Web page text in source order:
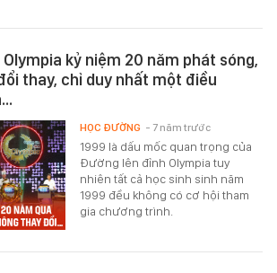
kỷ niệm 20 năm phát sóng,
thay, chỉ duy nhất một điều
1999 là dấu mốc quan trọng của
Đường lên đỉnh Olympia tuy
nhiên tất cả học sinh sinh năm
1999 đều không có cơ hội tham
gia chương trình.
HỌC ĐƯỜNG - 7 năm trước